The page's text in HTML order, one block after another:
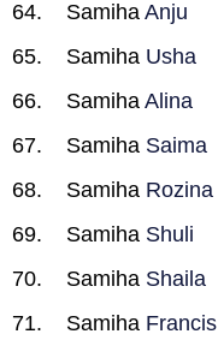
Samiha Anju
Samiha Usha
Samiha Alina
Samiha Saima
Samiha Rozina
Samiha Shuli
Samiha Shaila
Samiha Francis